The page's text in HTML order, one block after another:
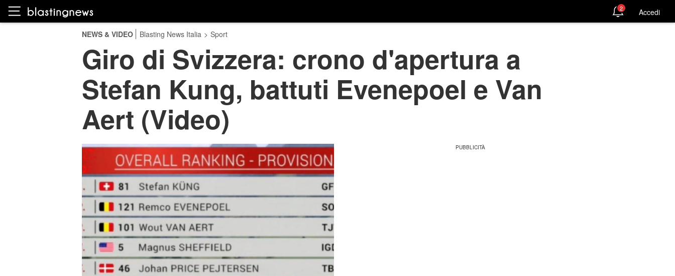
2 Accedi
NEWS & VIDEO Blasting News Italia > Sport
Giro di Svizzera: crono d'apertura a
Stefan Kung, battuti Evenepoel e Van
Aert (Video)